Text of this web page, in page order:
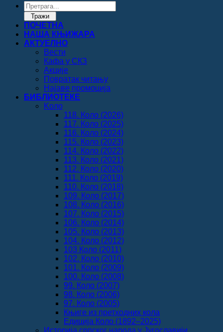
Products
search
Тражи
ПОЧЕТНА
НАША КЊИЖАРА
АКТУЕЛНО
Вести
Кафа у СКЗ
Акције
Повратак читању
Најаве промоција
БИБЛИОТЕКЕ
Koло
118. Коло (2026)
117. Коло (2025)
116. Коло (2024)
115. Коло (2023)
114. Коло (2022)
113. Коло (2021)
112. Коло (2020)
111. Коло (2019)
110. Коло (2018)
109. Коло (2017)
108. Коло (2016)
107. Коло (2015)
106. Коло (2014)
105. Коло (2013)
104. Коло (2012)
103 Коло (2011)
102. Коло (2010)
101. Коло (2009)
100. Коло (2008)
99. Коло (2007)
98. Коло (2006)
97. Коло (2005)
Књиге из претходних кола
Едиција Коло (1892‒2025)